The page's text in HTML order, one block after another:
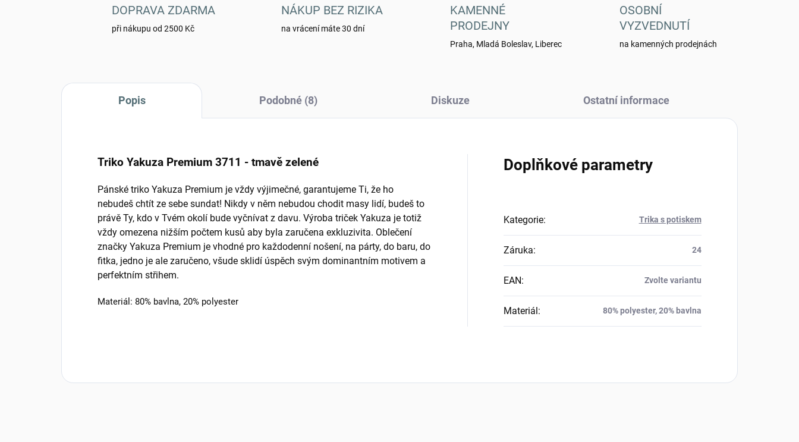
DOPRAVA ZDARMA
při nákupu od 2500 Kč
NÁKUP BEZ RIZIKA
na vrácení máte 30 dní
KAMENNÉ
PRODEJNY
Praha, Mladá Boleslav, Liberec
OSOBNÍ
VYZVEDNUTÍ
na kamenných prodejnách
Popis Podobné (8) Diskuze Ostatní informace
Triko Yakuza Premium 3711 - tmavě zelené
Pánské triko Yakuza Premium je vždy výjimečné, garantujeme Ti, že ho
nebudeš chtít ze sebe sundat! Nikdy v něm nebudou chodit masy lidí, budeš to
právě Ty, kdo v Tvém okolí bude vyčnívat z davu. Výroba triček Yakuza je totiž
vždy omezena nižším počtem kusů aby byla zaručena exkluzivita. Oblečení
značky Yakuza Premium je vhodné pro každodenní nošení, na párty, do baru, do
fitka, jedno je ale zaručeno, všude sklidí úspěch svým dominantním motivem a
perfektním střihem.
Materiál: 80% bavlna, 20% polyester
Doplňkové parametry
Kategorie: Trika s potiskem
Záruka: 24
EAN: Zvolte variantu
Materiál : 80% polyester, 20% bavlna